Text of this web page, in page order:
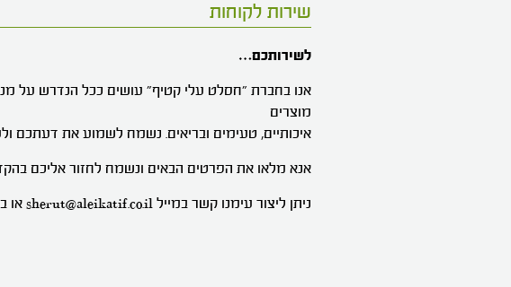
שירות לקוחות
לשירותכם…
אנו בחברת "חסלט עלי קטיף" עושים ככל הנדרש על
מוצרים
איכותיים, טעימים ובריאים. נשמח לשמוע את דעתכם
אנא מלאו את הפרטים הבאים ונשמח לחזור אליכם
ניתן ליצור עימנו קשר במייל sherut@aleikatif.co.il או בטלפון 08-9140518.